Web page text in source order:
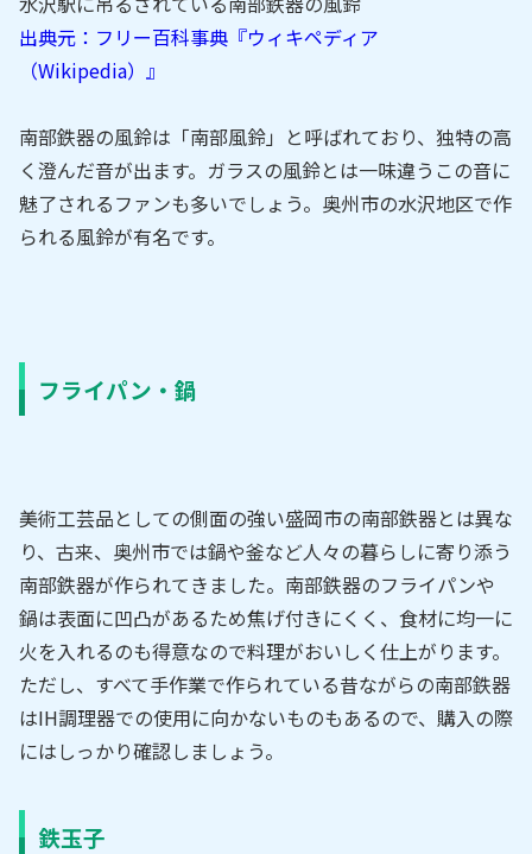
出典元：フリー百科事典『ウィキペディア
（Wikipedia）』
南部鉄器の風鈴は「南部風鈴」と呼ばれており、独特の高
く澄んだ音が出ます。ガラスの風鈴とは一味違うこの音に
魅了されるファンも多いでしょう。奥州市の水沢地区で作
られる風鈴が有名です。
フライパン・鍋
美術工芸品としての側面の強い盛岡市の南部鉄器とは異な
り、古来、奥州市では鍋や釜など人々の暮らしに寄り添う
南部鉄器が作られてきました。南部鉄器のフライパンや
鍋は表面に凹凸があるため焦げ付きにくく、食材に均一に
火を入れるのも得意なので料理がおいしく仕上がります。
ただし、すべて手作業で作られている昔ながらの南部鉄器
はIH調理器での使用に向かないものもあるので、購入の際
にはしっかり確認しましょう。
鉄玉子